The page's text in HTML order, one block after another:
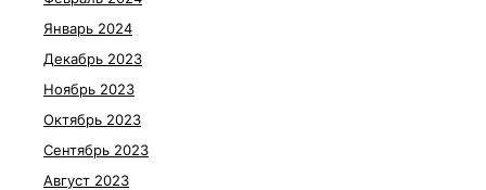
Январь 2024
Декабрь 2023
Ноябрь 2023
Октябрь 2023
Сентябрь 2023
Август 2023